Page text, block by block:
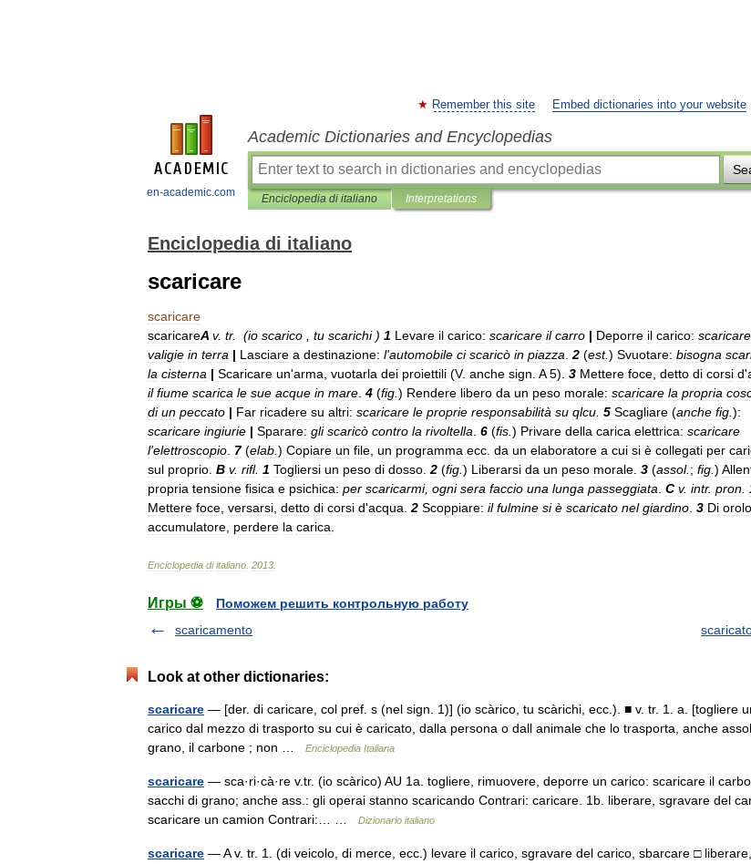
en-academic.com
Remember this site Embed dictionaries into your website
Academic Dictionaries and Encyclopedias
Enciclopedia di italiano Interpretations
Enciclopedia di italiano
scaricare
scaricare
scaricareA v. tr. (io scarico tu scarichi) 1 Levare il carico: scaricare il carro | Deporre il carico: scaricare
valigie in terra | Lasciare a destinazione: l'automobile ci scaricò in piazza 2 (est.) Svuotare: bisogna
la cisterna | Scaricare un'arma vuotarla dei proiettili (V. anche sign A 5). 3 Mettere foce detto di corsi d'
il fiume scarica le sue acque in mare 4 (fig ) Rendere libero da un peso morale: scaricare la propria
di un peccato | Far ricadere su altri: scaricare le proprie responsabilità su qlcu 5 Scagliare (anche fig ):
scaricare ingiurie | Sparare: gli scaricò contro la rivoltella 6 (fis ) Privare della carica elettrica: scaricare
l'elettroscopio 7 (elab ) Copiare un file un programma ecc da un elaboratore a cui si è collegati per
sul proprio B v. rifl. 1 Togliersi un peso di dosso 2 (fig ) Liberarsi da un peso morale 3 (assol. ; fig )
propria tensione fisica e psichica: per scaricarmi, ogni sera faccio una lunga passeggiata C v. intr. pron
Mettere foce versarsi detto di corsi d'acqua 2 Scoppiare: il fulmine si è scaricato nel giardino 3 Di
accumulatore perdere la carica
Enciclopedia di italiano 2013
Игры ⚽
Поможем решить контрольную работу
scaricamento
Look at other dictionaries:
scaricare — [der. di caricare, col pref. s (nel sign. 1)] (io scàrico, tu scàrichi, ecc.). ■ v. tr. 1. a. [togliere
carico dal mezzo di trasporto su cui è caricato, dalla persona o dall animale che lo trasporta, anche
grano, il carbone ; non …
Enciclopedia Italiana
scaricare — sca·ri·cà·re v.tr. (io scàrico) AU 1a. togliere, rimuovere, deporre un carico: scaricare il
sacchi di grano; anche ass.: gli operai stanno scaricando Contrari: caricare. 1b. liberare, sgravare del
scaricare un camion Contrari:… …
Dizionario italiano
scaricare — A v. tr. 1. (di veicolo, di merce, ecc.) levare il carico, sgravare del carico, sbarcare □ liberare,